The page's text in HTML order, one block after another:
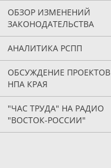
ОБЗОР ИЗМЕНЕНИЙ
ЗАКОНОДАТЕЛЬСТВА
АНАЛИТИКА РСПП
ОБСУЖДЕНИЕ ПРОЕКТОВ
НПА КРАЯ
"ЧАС ТРУДА" НА РАДИО
"ВОСТОК-РОССИИ"